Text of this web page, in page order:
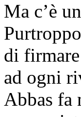
Ma c’è
di
ad ogni
Abbas fa